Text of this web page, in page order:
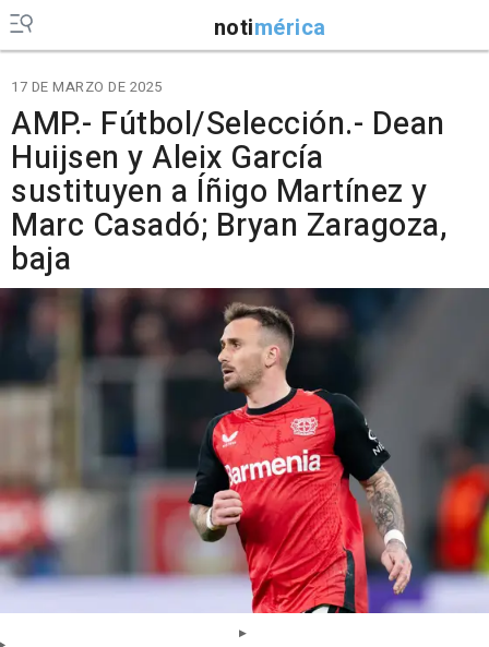
notimérica
17 DE MARZO DE 2025
AMP.- Fútbol/Selección.- Dean
Huijsen y Aleix García
sustituyen a Íñigo Martínez y
Marc Casadó; Bryan Zaragoza,
baja